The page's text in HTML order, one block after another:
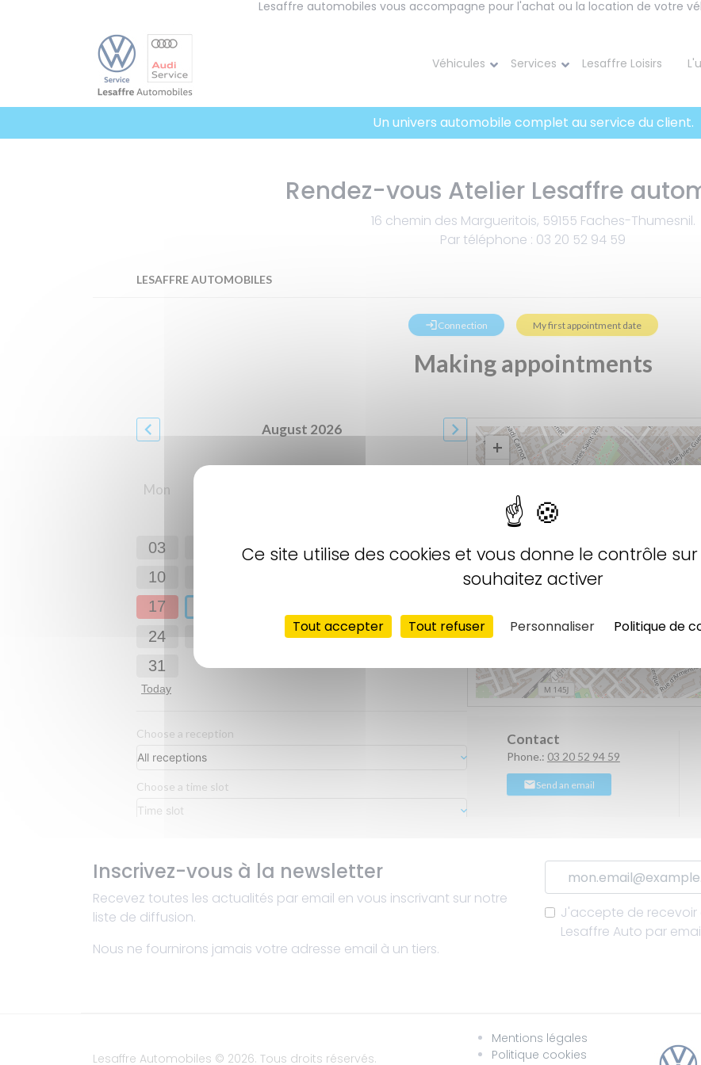
Lesaffre automobiles vous accompagne pour l'achat ou la location de votre
Véhicules Services Lesaffre Loisirs
Un univers automobile complet au service du client.
Rendez-vous Atelier Lesaffre
16 chemin des Margueritois, 59155 Faches-Thumesnil.
Par téléphone : 03 20 52 94 59
Inscrivez-vous à la newsletter
Recevez toutes les actualités par email en vous inscrivant sur notre
liste de diffusion.
Nous ne fournirons jamais votre adresse email à un tiers.
J'accepte de recevoir
Lesaffre Auto par
Lesaffre Automobiles © 2026. Tous droits réservés.
Mentions légales
Politique cookies
Ce site utilise des cookies et vous donne le contrôle
souhaitez activer
Tout accepter Tout refuser Personnaliser Politique de